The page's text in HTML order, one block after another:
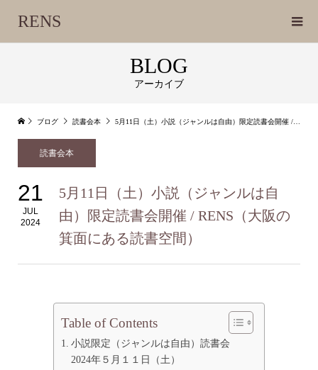
RENS
BLOG
アーカイブ
ブログ 読書会本 5月11日（土）小説（ジャンルは自由）限定読書会開催 / RENS（大阪の箕面にある読書空間）
読書会本
21
JUL
2024
5月11日（土）小説（ジャンルは自
由）限定読書会開催 / RENS（大阪の
箕面にある読書空間）
Table of Contents
小説限定（ジャンルは自由）読書会
2024年５月１１日（土）